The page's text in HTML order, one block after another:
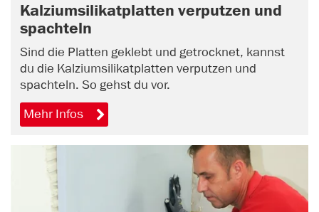
Kalziumsilikatplatten verputzen und
spachteln
Sind die Platten geklebt und getrocknet, kannst
du die Kalziumsilikatplatten verputzen und
spachteln. So gehst du vor.
Mehr Infos